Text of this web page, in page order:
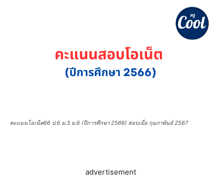
คะแนนโอเน็ต66 ป.6 ม.3 ม.6 (ปีการศึกษา 2566) สอบเมื่อ กุมภาพันธ์ 2567
advertisement